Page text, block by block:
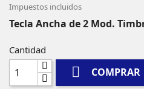
Impuestos incluidos
Tecla Ancha de 2 Mod.
Cantidad
 COMPRAR